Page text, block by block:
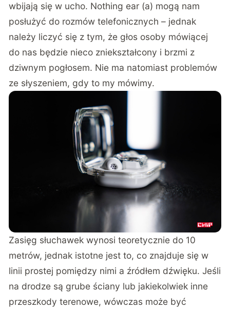
wbijają się w ucho. Nothing ear (a) mogą nam
posłużyć do rozmów telefonicznych – jednak
należy liczyć się z tym, że głos osoby mówiącej
do nas będzie nieco zniekształcony i brzmi z
dziwnym pogłosem. Nie ma natomiast problemów
ze słyszeniem, gdy to my mówimy.
Zasięg słuchawek wynosi teoretycznie do 10
metrów, jednak istotne jest to, co znajduje się w
linii prostej pomiędzy nimi a źródłem dźwięku. Jeśli
na drodze są grube ściany lub jakiekolwiek inne
przeszkody terenowe, wówczas może być